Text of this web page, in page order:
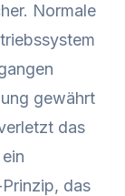
Normale
gewährt
das
das